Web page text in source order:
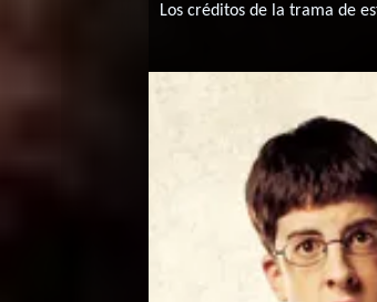
Los créditos de la trama de